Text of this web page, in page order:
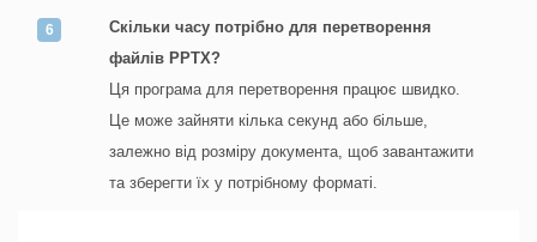
Скільки часу потрібно для перетворення
файлів PPTX?
Ця програма для перетворення працює швидко.
Це може зайняти кілька секунд або більше,
залежно від розміру документа, щоб завантажити
та зберегти їх у потрібному форматі.